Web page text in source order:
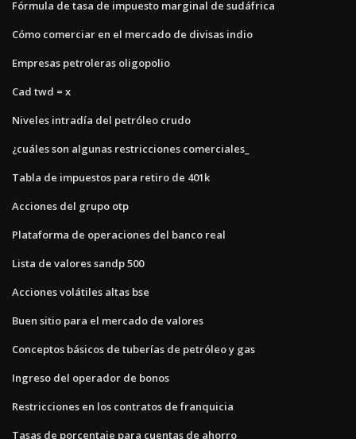
Fórmula de tasa de impuesto marginal de sudáfrica
Cómo comerciar en el mercado de divisas indio
Empresas petroleras oligopolio
Cad twd = x
Niveles intradía del petróleo crudo
¿cuáles son algunas restricciones comerciales_
Tabla de impuestos para retiro de 401k
Acciones del grupo otp
Plataforma de operaciones del banco real
Lista de valores sandp 500
Acciones volátiles altas bse
Buen sitio para el mercado de valores
Conceptos básicos de tuberías de petróleo y gas
Ingreso del operador de bonos
Restricciones en los contratos de franquicia
Tasas de porcentaje para cuentas de ahorro